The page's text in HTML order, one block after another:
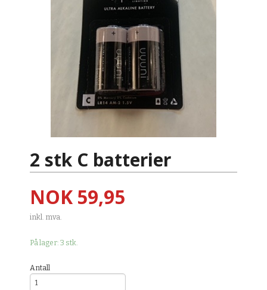
2 stk C batterier
Pris
NOK 59,95
inkl. mva.
På lager: 3 stk.
Antall